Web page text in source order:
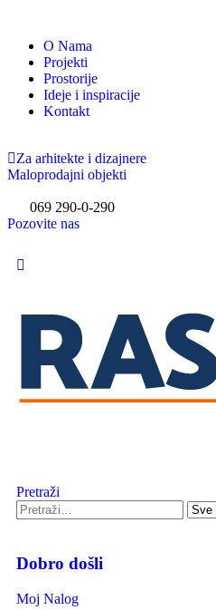
O Nama
Projekti
Prostorije
Ideje i inspiracije
Kontakt
Za arhitekte i dizajnere
Maloprodajni objekti
069 290-0-290
Pozovite nas
Pretraži
Dobro došli
Moj Nalog